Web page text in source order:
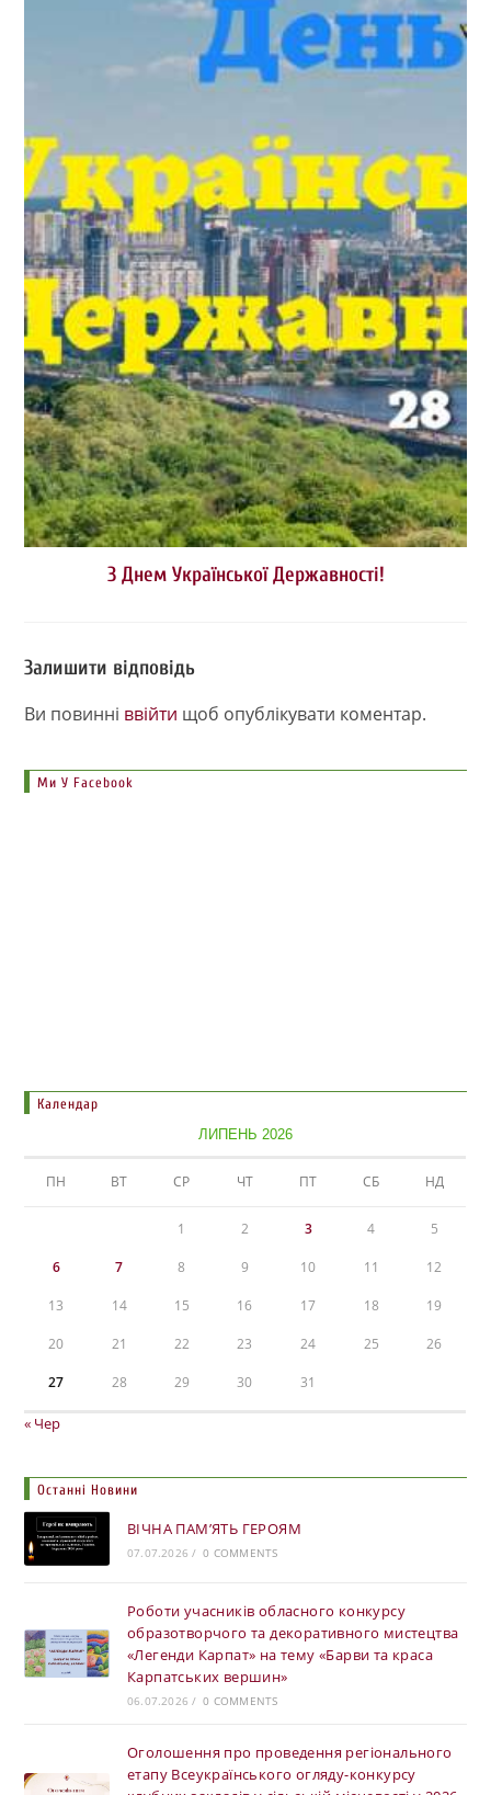
З Днем Української Державності!
Залишити відповідь
Ви повинні ввійти щоб опублікувати коментар.
Ми У Facebook
Календар
ЛИПЕНЬ 2026
ПН ВТ СР ЧТ ПТ СБ НД
1 2 3 4 5
6 7 8 9 10 11 12
13 14 15 16 17 18 19
20 21 22 23 24 25 26
27 28 29 30 31
« Чер
Останні Новини
ВІЧНА ПАМ’ЯТЬ ГЕРОЯМ
07.07.2026 / 0 COMMENTS
Роботи учасників обласного конкурсу
образотворчого та декоративного мистецтва
«Легенди Карпат» на тему «Барви та краса
Карпатських вершин»
06.07.2026 / 0 COMMENTS
Оголошення про проведення регіонального
етапу Всеукраїнського огляду-конкурсу